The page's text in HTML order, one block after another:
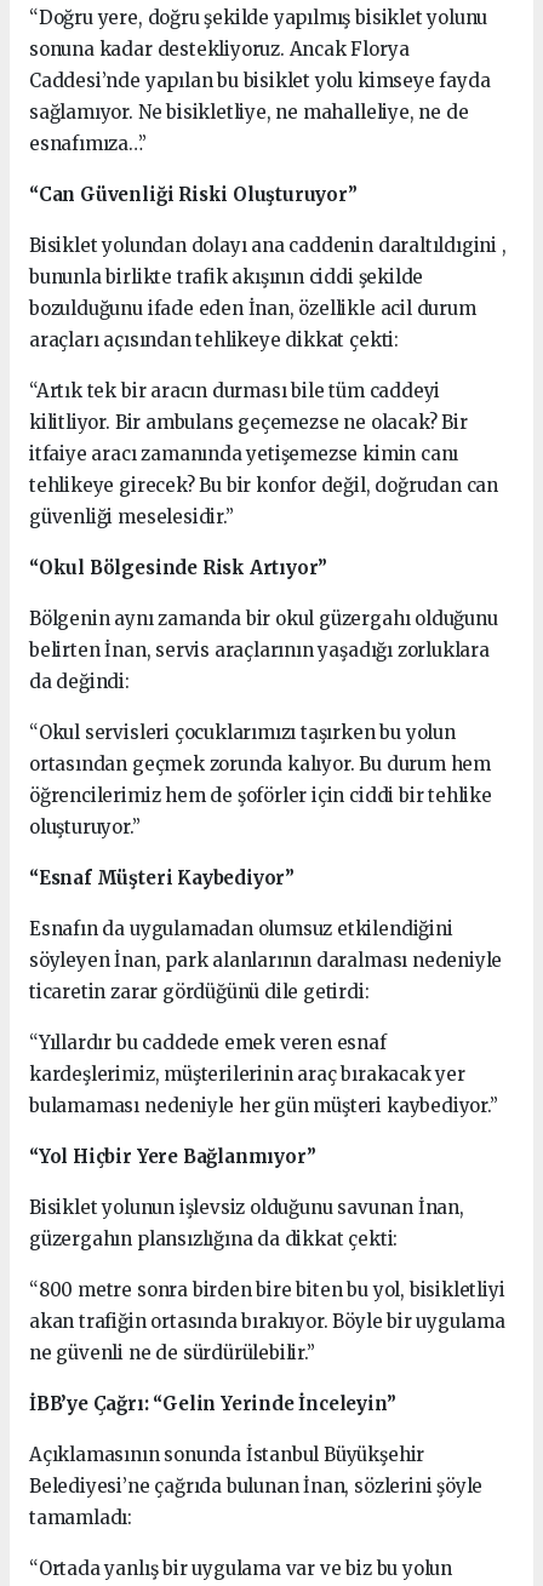
“Doğru yere, doğru şekilde yapılmış bisiklet yolunu
sonuna kadar destekliyoruz. Ancak Florya
Caddesi’nde yapılan bu bisiklet yolu kimseye fayda
sağlamıyor. Ne bisikletliye, ne mahalleliye, ne de
esnafımıza…”
“Can Güvenliği Riski Oluşturuyor”
Bisiklet yolundan dolayı ana caddenin daraltıldıgini ,
bununla birlikte trafik akışının ciddi şekilde
bozulduğunu ifade eden İnan, özellikle acil durum
araçları açısından tehlikeye dikkat çekti:
“Artık tek bir aracın durması bile tüm caddeyi
kilitliyor. Bir ambulans geçemezse ne olacak? Bir
itfaiye aracı zamanında yetişemezse kimin canı
tehlikeye girecek? Bu bir konfor değil, doğrudan can
güvenliği meselesidir.”
“Okul Bölgesinde Risk Artıyor”
Bölgenin aynı zamanda bir okul güzergahı olduğunu
belirten İnan, servis araçlarının yaşadığı zorluklara
da değindi:
“Okul servisleri çocuklarımızı taşırken bu yolun
ortasından geçmek zorunda kalıyor. Bu durum hem
öğrencilerimiz hem de şoförler için ciddi bir tehlike
oluşturuyor.”
“Esnaf Müşteri Kaybediyor”
Esnafın da uygulamadan olumsuz etkilendiğini
söyleyen İnan, park alanlarının daralması nedeniyle
ticaretin zarar gördüğünü dile getirdi:
“Yıllardır bu caddede emek veren esnaf
kardeşlerimiz, müşterilerinin araç bırakacak yer
bulamaması nedeniyle her gün müşteri kaybediyor.”
“Yol Hiçbir Yere Bağlanmıyor”
Bisiklet yolunun işlevsiz olduğunu savunan İnan,
güzergahın plansızlığına da dikkat çekti:
“800 metre sonra birden bire biten bu yol, bisikletliyi
akan trafiğin ortasında bırakıyor. Böyle bir uygulama
ne güvenli ne de sürdürülebilir.”
İBB’ye Çağrı: “Gelin Yerinde İnceleyin”
Açıklamasının sonunda İstanbul Büyükşehir
Belediyesi’ne çağrıda bulunan İnan, sözlerini şöyle
tamamladı:
“Ortada yanlış bir uygulama var ve biz bu yolun